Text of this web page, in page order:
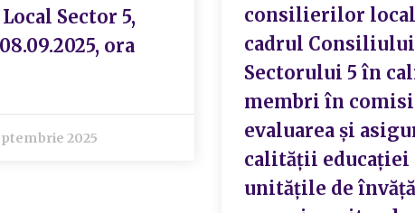
Sector 5,
ora
2025
consilierilor
cadrul Consiliului
Sectorului 5 în
membri în
evaluarea și
calității educației
unitățile de